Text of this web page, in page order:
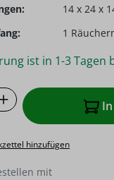
14 x 24 x
1
ist in 1-3 Tagen
Gib
hinzufügen
mit